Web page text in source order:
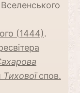
(1444).
Тиховоїспов.